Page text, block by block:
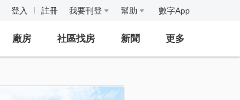
登入 註冊 我要刊登 幫助 數字App
廠房 社區找房 新聞 更多